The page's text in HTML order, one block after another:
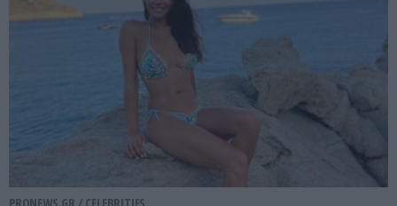
PRONEWS.GR / CELEBRITIES